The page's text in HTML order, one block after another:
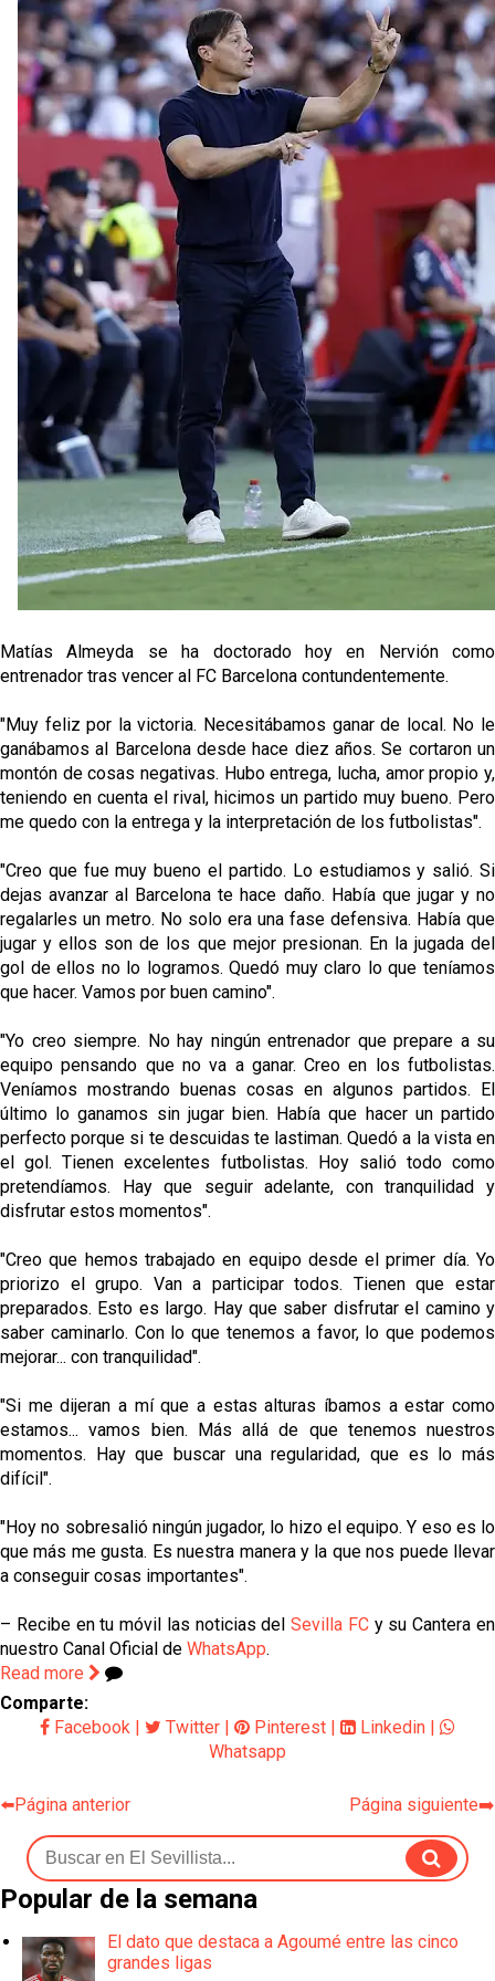
El Sevilla oficializa el traspaso de Sow
Miguel Sierra: La temporada pasada se vio
reflejado que podemos tirar para delante y
trabajamos con ilusión
Diomande ya es madridista mientras Rodri agita el
mercado
OFICIAL | Juanlu se marcha al Bournemouth
Matías Almeyda se ha doctorado hoy en Nervión como
entrenador tras vencer al FC Barcelona contundentemente.
"Muy feliz por la victoria. Necesitábamos ganar de local. No le
ganábamos al Barcelona desde hace diez años. Se cortaron un
montón de cosas negativas. Hubo entrega, lucha, amor propio y,
teniendo en cuenta el rival, hicimos un partido muy bueno. Pero
me quedo con la entrega y la interpretación de los futbolistas".
"Creo que fue muy bueno el partido. Lo estudiamos y salió. Si
dejas avanzar al Barcelona te hace daño. Había que jugar y no
regalarles un metro. No solo era una fase defensiva. Había que
jugar y ellos son de los que mejor presionan. En la jugada del
gol de ellos no lo logramos. Quedó muy claro lo que teníamos
que hacer. Vamos por buen camino".
"Yo creo siempre. No hay ningún entrenador que prepare a su
equipo pensando que no va a ganar. Creo en los futbolistas.
Veníamos mostrando buenas cosas en algunos partidos. El
último lo ganamos sin jugar bien. Había que hacer un partido
perfecto porque si te descuidas te lastiman. Quedó a la vista en
el gol. Tienen excelentes futbolistas. Hoy salió todo como
pretendíamos. Hay que seguir adelante, con tranquilidad y
disfrutar estos momentos".
"Creo que hemos trabajado en equipo desde el primer día. Yo
priorizo el grupo. Van a participar todos. Tienen que estar
preparados. Esto es largo. Hay que saber disfrutar el camino y
saber caminarlo. Con lo que tenemos a favor, lo que podemos
mejorar... con tranquilidad".
"Si me dijeran a mí que a estas alturas íbamos a estar como
estamos... vamos bien. Más allá de que tenemos nuestros
momentos. Hay que buscar una regularidad, que es lo más
difícil".
"Hoy no sobresalió ningún jugador, lo hizo el equipo. Y eso es lo
que más me gusta. Es nuestra manera y la que nos puede llevar
a conseguir cosas importantes".
– Recibe en tu móvil las noticias delSevilla FCy su Cantera en
nuestro Canal Oficial de WhatsApp.
Read more
Comparte:
Facebook
Twitter Pinterest Linkedin
Whatsapp
⬅️Página anterior Página siguiente➡️
Popular de la semana
El dato que destaca a Agoumé entre las cinco
grandes ligas